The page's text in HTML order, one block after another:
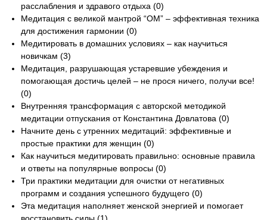
расслабления и здравого отдыха (0)
Медитация с великой мантрой “ОМ” – эффективная техника
для достижения гармонии (0)
Медитировать в домашних условиях – как научиться
новичкам (3)
Медитация, разрушающая устаревшие убеждения и
помогающая достичь целей – не прося ничего, получи все!
(0)
Внутренняя трансформация с авторской методикой
медитации отпускания от Константина Довлатова (0)
Начните день с утренних медитаций: эффективные и
простые практики для женщин (0)
Как научиться медитировать правильно: основные правила
и ответы на популярные вопросы (0)
Три практики медитации для очистки от негативных
программ и создания успешного будущего (0)
Эта медитация наполняет женской энергией и помогает
восстановить силы (1)